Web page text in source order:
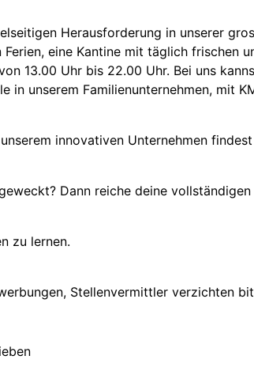
Herausforderung in unserer
Ferien, eine Kantine mit täglich frischen
13.00 Uhr bis 22.00 Uhr. Bei uns
in unserem Familienunternehmen, mit
innovativen Unternehmen
Dann reiche deine
zu lernen.
Stellenvermittler verzichten